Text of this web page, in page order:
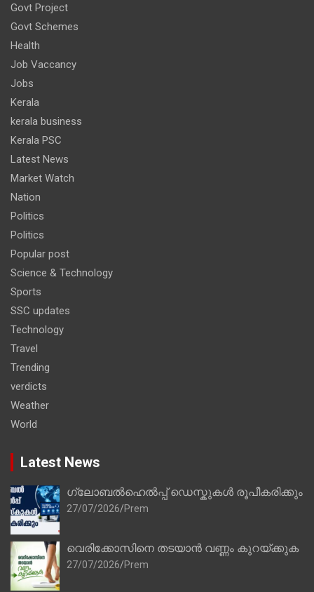
Govt Project
Govt Schemes
Health
Job Vaccancy
Jobs
Kerala
kerala business
Kerala PSC
Latest News
Market Watch
Nation
Politics
Politics
Popular post
Science & Technology
Sports
SSC updates
Technology
Travel
Trending
verdicts
Weather
World
Latest News
ഗ്ലോബൽഹെൽപ്പ് ഡെസ്കുകൾ രൂപീകരിക്കും
27/07/2026 Prem
വെരിക്കോസിനെ തടയാൻ വണ്ണം കുറയ്ക്കുക
27/07/2026 Prem